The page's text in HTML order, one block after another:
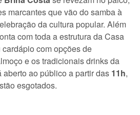
marcantes que vão do samba à
da cultura popular. Além
com toda a estrutura da Casa
com opções de
e os tradicionais drinks da
aberto ao público a partir das 11h,
esgotados.